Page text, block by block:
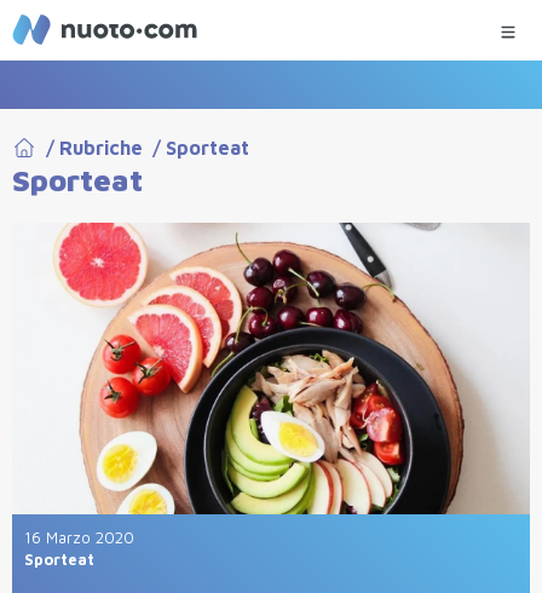
/ Rubriche / Sporteat
Sporteat
16 Marzo 2020
Sporteat